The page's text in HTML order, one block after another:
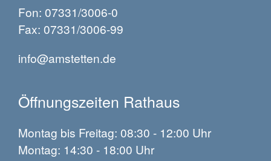
Fon: 07331/3006-0
Fax: 07331/3006-99
info@amstetten.de
Öffnungszeiten Rathaus
Montag bis Freitag: 08:30 - 12:00 Uhr
Montag: 14:30 - 18:00 Uhr